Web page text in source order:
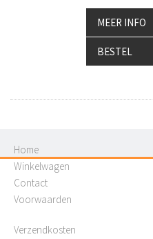
MEER INFO
BESTEL
Home
Winkelwagen
Contact
Voorwaarden
Verzendkosten